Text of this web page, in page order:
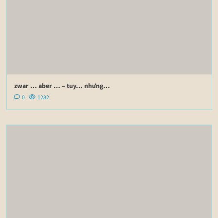
zwar … aber … – tuy… nhưng…
0 1282